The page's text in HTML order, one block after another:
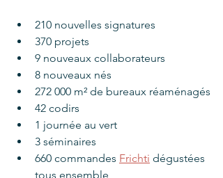
210 nouvelles signatures
370 projets
9 nouveaux collaborateurs
8 nouveaux nés
272 000 m² de bureaux réaménagés
42 codirs
1 journée au vert
3 séminaires
660 commandes Frichti dégustées
tous ensemble